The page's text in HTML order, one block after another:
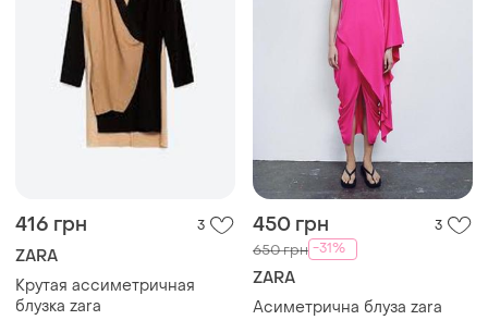
416 грн 3
ZARA
Крутая ассиметричная
блузка zara
450 грн 3
650 грн -31%
ZARA
Асиметрична блуза zara